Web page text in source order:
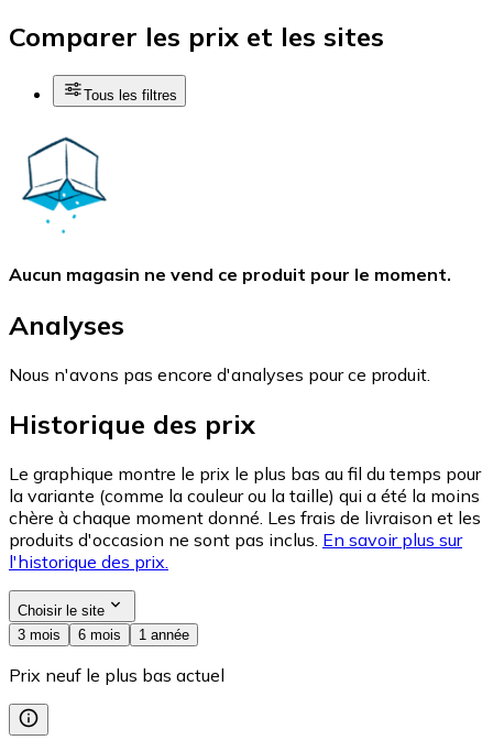
Comparer les prix et les sites
Tous les filtres
Aucun magasin ne vend ce produit pour le moment.
Analyses
Nous n'avons pas encore d'analyses pour ce produit.
Historique des prix
Le graphique montre le prix le plus bas au fil du temps pour
la variante (comme la couleur ou la taille) qui a été la moins
chère à chaque moment donné. Les frais de livraison et les
produits d'occasion ne sont pas inclus. En savoir plus sur
l'historique des prix.
Choisir le site
3 mois
6 mois 1 année
Prix neuf le plus bas actuel